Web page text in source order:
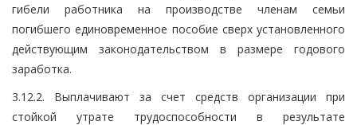
гибели работника на производстве членам семьи
погибшего единовременное пособие сверх установленного
действующим законодательством в размере годового
заработка.
3.12.2. Выплачивают за счет средств организации при
стойкой утрате трудоспособности в результате